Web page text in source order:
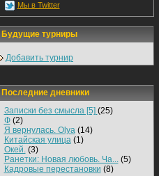
Мы в Twitter
турниры
Добавить турнир
дневники
Записки без смысла [5] (25)
Ф(2)
Я вернулась. Olya(14)
Китайская улица(1)
Окей.(3)
Ранетки: Новая любовь. Ча...(5)
Кадровые перестановки (8)